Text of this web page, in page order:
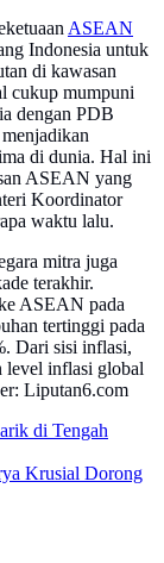
ASEAN
Indonesia untuk
di kawasan
cukup mumpuni
dengan PDB
di dunia. Hal ini
ASEAN yang
Koordinator
waktu lalu.
mitra juga
terakhir.
ASEAN pada
tertinggi pada
Dari sisi inflasi,
level inflasi global
Liputan6.com
di Tengah
Krusial Dorong